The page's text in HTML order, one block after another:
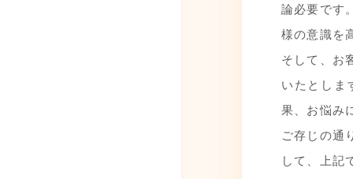
論必要です
様の意識を
そして、お
いたとしま
果、お悩み
ご存じの通
して、上記